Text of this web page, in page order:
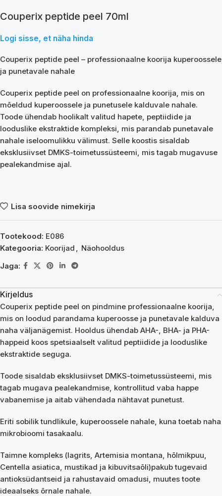
Couperix peptide peel 70ml
Logi sisse, et näha hinda
Couperix peptide peel – professionaalne koorija kuperoossele
ja punetavale nahale
Couperix peptide peel on professionaalne koorija, mis on
mõeldud kuperoossele ja punetusele kalduvale nahale.
Toode ühendab hoolikalt valitud hapete, peptiidide ja
looduslike ekstraktide kompleksi, mis parandab punetavale
nahale iseloomulikku välimust. Selle koostis sisaldab
eksklusiivset DMKS-toimetussüsteemi, mis tagab mugavuse
pealekandmise ajal.
Lisa soovide nimekirja
Tootekood: E086
Kategooria: Koorijad , Näohooldus
Jaga:
Kirjeldus
Couperix peptide peel on pindmine professionaalne koorija,
mis on loodud parandama kuperoosse ja punetavale kalduva
naha väljanägemist. Hooldus ühendab AHA-, BHA- ja PHA-
happeid koos spetsiaalselt valitud peptiidide ja looduslike
ekstraktide seguga.
Toode sisaldab eksklusiivset DMKS-toimetussüsteemi, mis
tagab mugava pealekandmise, kontrollitud vaba happe
vabanemise ja aitab vähendada nähtavat punetust.
Eriti sobilik tundlikule, kuperoossele nahale, kuna toetab naha
mikrobioomi tasakaalu.
Taimne kompleks (lagrits, Artemisia montana, hõlmikpuu,
Centella asiatica, mustikad ja kibuvitsaõli)pakub tugevaid
antioksüdantseid ja rahustavaid omadusi, muutes toote
ideaalseks õrnale nahale.